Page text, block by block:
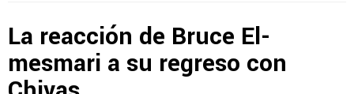
La reacción de Bruce El-
mesmari a su regreso con